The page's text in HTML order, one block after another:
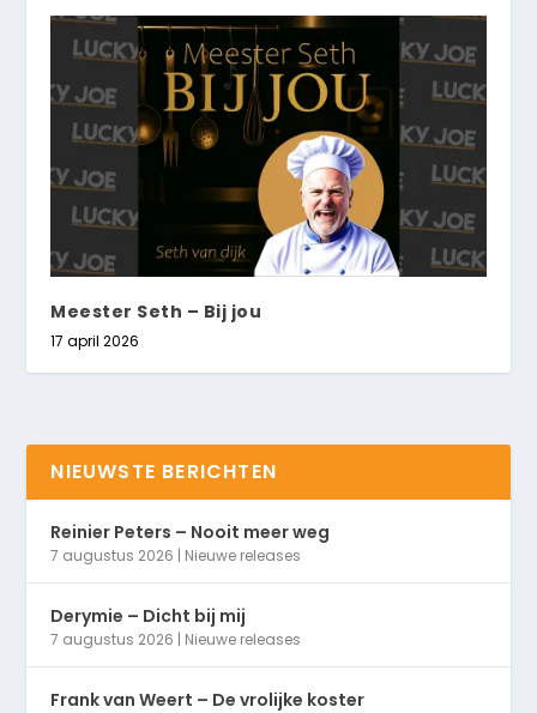
Meester Seth – Bij jou
17 april 2026
NIEUWSTE BERICHTEN
Reinier Peters – Nooit meer weg
7 augustus 2026 | Nieuwe releases
Derymie – Dicht bij mij
7 augustus 2026 | Nieuwe releases
Frank van Weert – De vrolijke koster